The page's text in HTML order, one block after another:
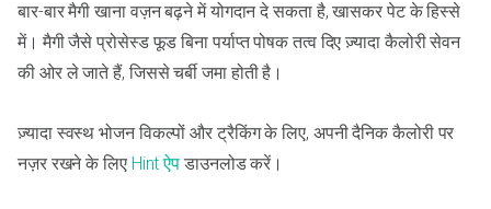
बार-बार मैगी खाना वज़न बढ़ने में योगदान दे सकता है, खासकर पेट के हिस्से
में। मैगी जैसे प्रोसेस्ड फूड बिना पर्याप्त पोषक तत्व दिए ज़्यादा कैलोरी सेवन
की ओर ले जाते हैं, जिससे चर्बी जमा होती है।
ज़्यादा स्वस्थ भोजन विकल्पों और ट्रैकिंग के लिए, अपनी दैनिक कैलोरी पर
नज़र रखने के लिए Hint ऐप डाउनलोड करें।